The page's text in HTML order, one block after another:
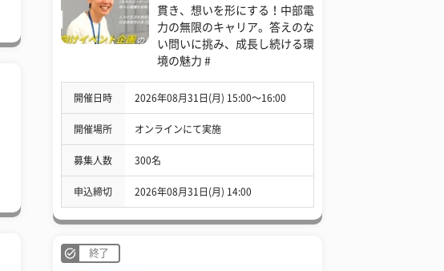
貫き、想いを形にする！中部電
力の無限のキャリア。答えのな
い問いに挑み、成長し続ける環
境の魅力 #
開催日時 2026年08月31日(月) 15:00〜16:00
開催場所 オンラインにて実施
募集人数 300名
申込締切 2026年08月31日(月) 14:00
終了